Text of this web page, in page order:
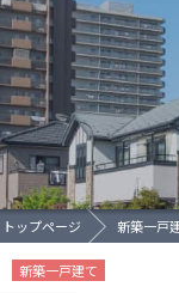
トップページ 新築一戸
新築一戸建て